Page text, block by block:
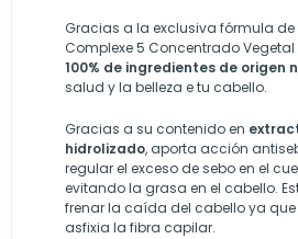
Gracias a la exclusiva fórmula de
Complexe 5 Concentrado
100% de ingredientes de origen
salud y la belleza e tu cabello.
Gracias a su contenido en
hidrolizado, aporta acción
regular el exceso de sebo en el
evitando la grasa en el cabello.
frenar la caída del cabello ya que
asfixia la fibra capilar.